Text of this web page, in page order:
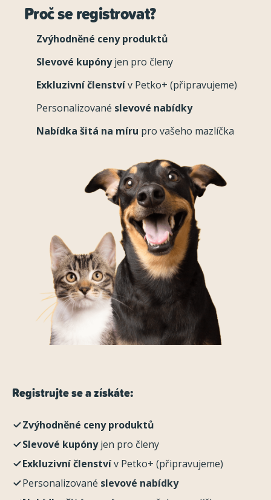
Proč se registrovat?
Zvýhodněné ceny produktů
Slevové kupónyjen pro členy
Exkluzivní členstvív Petko+ (připravujeme)
Personalizované slevové nabídky
Nabídka šitá na míru pro vašeho mazlíčka
Registrujte se a získáte:
Zvýhodněné ceny produktů
Slevové kupónyjen pro členy
Exkluzivní členstvív Petko+ (připravujeme)
Personalizované slevové nabídky